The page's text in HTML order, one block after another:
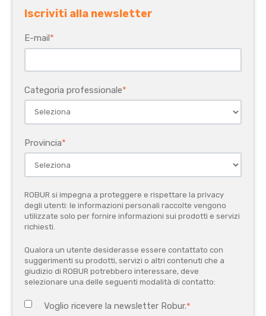
Iscriviti alla newsletter
E-mail *
Categoria professionale*
Provincia*
ROBUR si impegna a proteggere e rispettare la privacy
degli utenti: le informazioni personali raccolte vengono
utilizzate solo per fornire informazioni sui prodotti e servizi
richiesti.
Qualora un utente desiderasse essere contattato con
suggerimenti su prodotti, servizi o altri contenuti che a
giudizio di ROBUR potrebbero interessare, deve
selezionare una delle seguenti modalità di contatto:
Voglio ricevere la newsletter Robur.*